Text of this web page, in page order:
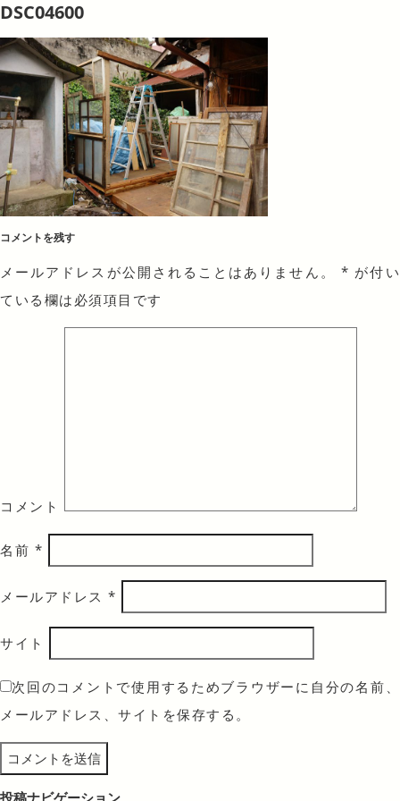
DSC04600
コメントを残す
メールアドレスが公開されることはありません。 * が付い
ている欄は必須項目です
コメント
名前 *
メールアドレス *
サイト
次回のコメントで使用するためブラウザーに自分の名前、
メールアドレス、サイトを保存する。
投稿ナビゲーション